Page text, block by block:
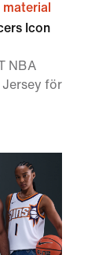
Icon
NBA
för